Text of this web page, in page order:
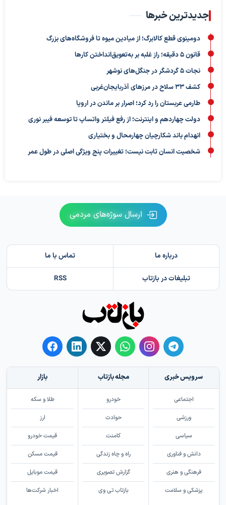
جدیدترین خبرها
دومینوی قطع کالابرگ؛ از میادین میوه تا فروشگاه‌های بزرگ
قانون ۵ دقیقه؛ راز غلبه بر به‌تعویق‌انداختن کارها
نجات ۵ گردشگر در جنگل‌های نوشهر
کشف ۳۳ سلاح در مرزهای آذربایجان‌غربی
طارمی عربستان را رد کرد؛ اصرار بر ماندن در اروپا
دولت چهاردهم و اینترنت؛ از رفع فیلتر واتساپ تا توسعه فیبر نوری
انهدام باند شکارچیان چهارمحال و بختیاری
شخصیت انسان ثابت نیست؛ تغییرات پنج ویژگی اصلی در طول عمر
ارسال سوژه‌های مردمی
درباره ما تماس با ما
تبلیغات در بازتاب RSS
سرویس خبری
اجتماعی
ورزشی
سیاسی
دانش و فناوری
فرهنگی و هنری
پزشکی و سلامت
مجله بازتاب
خودرو
حوادث
کامنت
راه و چاه زندگی
گزارش تصویری
بازتاب تی وی
بازار
طلا و سکه
ارز
قیمت خودرو
قیمت مسکن
قیمت موبایل
اخبار شرکت‌ها